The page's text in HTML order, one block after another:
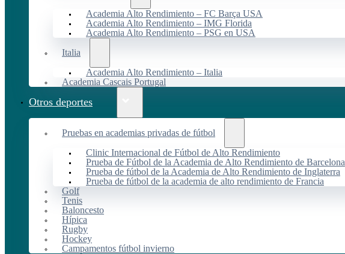
Academia Alto Rendimiento – FC Barça USA
Academia Alto Rendimiento – IMG Florida
Academia Alto Rendimiento – PSG en USA
Italia
Academia Alto Rendimiento – Italia
Academia Cascais Portugal
Otros deportes
Pruebas en academias privadas de fútbol
Clinic Internacional de Fútbol de Alto Rendimiento
Prueba de Fútbol de la Academia de Alto Rendimiento de Barcelona
Prueba de fútbol de la Academia de Alto Rendimiento de Inglaterra
Prueba de fútbol de la academia de alto rendimiento de Francia
Golf
Tenis
Baloncesto
Hípica
Rugby
Hockey
Campamentos fútbol invierno